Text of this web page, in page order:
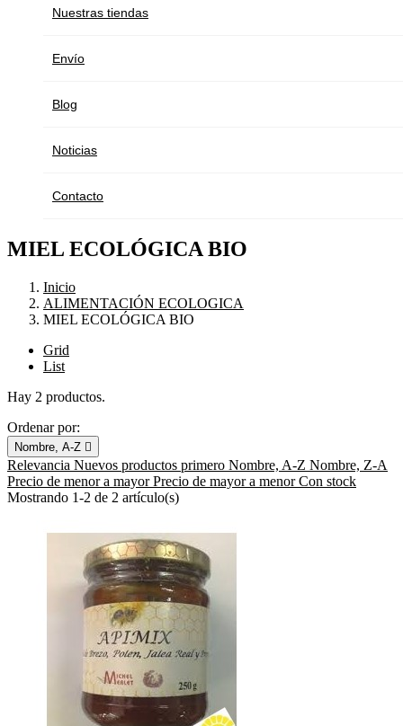
Nuestras tiendas
Envío
Blog
Noticias
Contacto
MIEL ECOLÓGICA BIO
Inicio
ALIMENTACIÓN ECOLOGICA
MIEL ECOLÓGICA BIO
Grid
List
Hay 2 productos.
Ordenar por:
Nombre, A-Z 
Relevancia Nuevos productos primero Nombre, A-Z Nombre, Z-A
Precio de menor a mayorPrecio de mayor a menorCon stock
Mostrando 1-2 de 2 artículo(s)